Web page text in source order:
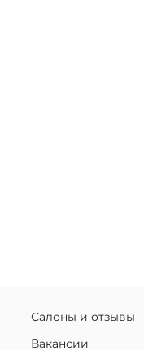
Салоны и отзывы
Вакансии